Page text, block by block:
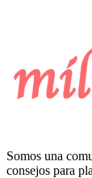
Somos una
consejos para